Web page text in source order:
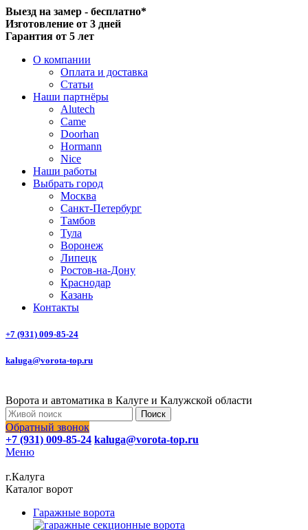
Выезд на замер - бесплатно*
Изготовление от 3 дней
Гарантия от 5 лет
О компании
Оплата и доставка
Статьи
Наши партнёры
Alutech
Came
Doorhan
Hormann
Nice
Наши работы
Выбрать город
Москва
Санкт-Петербург
Тамбов
Тула
Воронеж
Липецк
Ростов-на-Дону
Краснодар
Казань
Контакты
+7 (931) 009-85-24
kaluga@vorota-top.ru
Ворота и автоматика в Калуге и Калужской области
Поиск
Обратный звонок
+7 (931) 009-85-24 kaluga@vorota-top.ru
Меню
г.Калуга
Каталог ворот
Гаражные ворота